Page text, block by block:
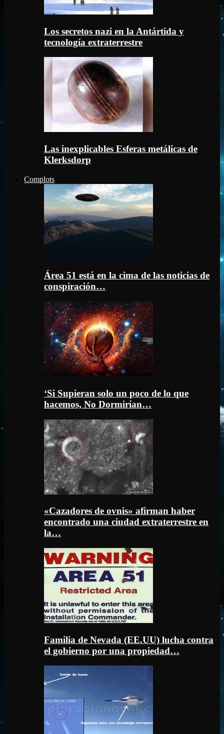
Los secretos nazi en la Antártida y
tecnología extraterrestre
Las inexplicables Esferas metálicas de
Klerksdorp
Complots
Área 51 está en la cima de las noticias de
conspiración…
‘Si Supieran solo un poco de lo que
hacemos, No Dormirían…
«Cazadores de ovnis» afirman haber
encontrado una ciudad extraterrestre en
la…
Familia de Nevada (EE.UU) lucha contra
el gobierno por una propiedad…